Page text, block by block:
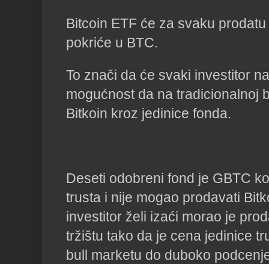
Bitcoin ETF će za svaku
pokriće u BTC.
To znači da će svaki investitor
mogućnost da na tradicionalnoj
Bitkoin kroz jedinice fonda.
Deseti odobreni fond je GBTC
trusta i nije mogao prodavati
investitor želi izaći morao je
tržištu tako da je cena jedinice
bull marketu do duboko